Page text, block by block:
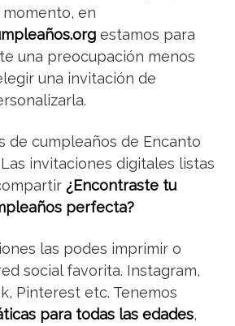
en
estamos para
una preocupación menos
una invitación de
de cumpleaños de Encanto
invitaciones digitales listas
¿Encontraste tu
perfecta?
las podes imprimir o
social favorita. Instagram,
Pinterest etc. Tenemos
para todas las edades,